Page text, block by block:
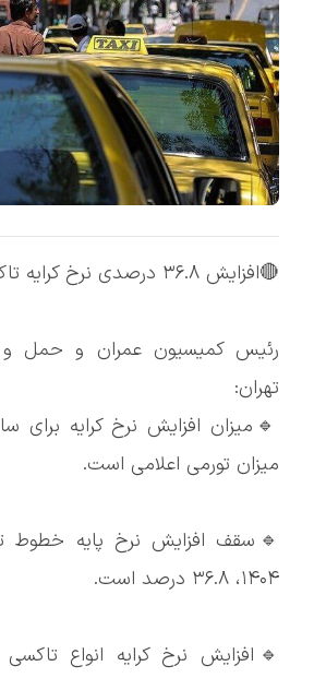
🔴افزایش ۳۶.۸ درصدی نرخ کرایه تاکسی در سال آینده
رئیس کمیسیون عمران و حمل
تهران:
میزان تورمی اعلامی است.
🔹سقف افزایش نرخ پایه خطوط
۱۴۰۴، ۳۶.۸ درصد است.
🔹افزایش نرخ کرایه انواع